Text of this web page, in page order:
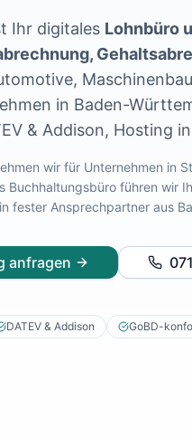
Ihr digitales Lohnbüro
in Baden-
& Addison, Hosting
wir für Unternehmen in
Buchhaltungsbüro führen wir
fester Ansprechpartner aus
anfragen
DATEV & Addison GoBD-